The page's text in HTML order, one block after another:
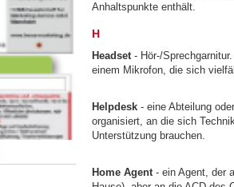
u. Ki/
Anhaltspunkte enthält.
H
Headset- Hör-/
einem Mikrofon, die sich
Helpdesk - eine Abteilung
organisiert, an die sich
Unterstützung brauchen.
Home Agent- ein Agent, der